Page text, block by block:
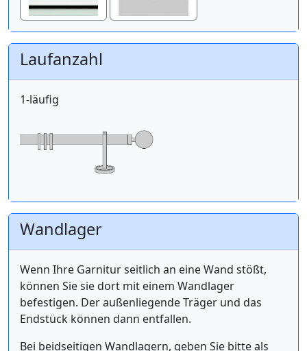
Laufanzahl
1-läufig
Wandlager
Wenn Ihre Garnitur seitlich an eine Wand stößt,
können Sie sie dort mit einem Wandlager
befestigen. Der außenliegende Träger und das
Endstück können dann entfallen.
Bei beidseitigen Wandlagern, geben Sie bitte als